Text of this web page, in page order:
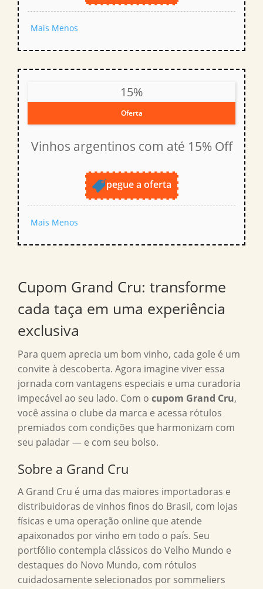
Mais Menos
15%
Oferta
Vinhos argentinos com até 15% Off
pegue a oferta
Mais Menos
Cupom Grand Cru: transforme
cada taça em uma experiência
exclusiva
Para quem aprecia um bom vinho, cada gole é um
convite à descoberta. Agora imagine viver essa
jornada com vantagens especiais e uma curadoria
impecável ao seu lado. Com o cupom Grand Cru,
você assina o clube da marca e acessa rótulos
premiados com condições que harmonizam com
seu paladar — e com seu bolso.
Sobre a Grand Cru
A Grand Cru é uma das maiores importadoras e
distribuidoras de vinhos finos do Brasil, com lojas
físicas e uma operação online que atende
apaixonados por vinho em todo o país. Seu
portfólio contempla clássicos do Velho Mundo e
destaques do Novo Mundo, com rótulos
cuidadosamente selecionados por sommeliers